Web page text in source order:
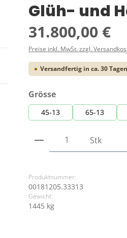
Glüh- und
Regulärer Preis:
31.800,00 €
Preise inkl. MwSt. zzgl.
Versandfertig in ca. 30 Tagen
Grösseauswählen
45-13 65-13
Produkt Stk
Produktnummer:
00181205.33313
Gewicht:
1445 kg